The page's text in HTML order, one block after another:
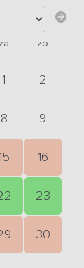
za zo
1 2
8 9
16
23
30